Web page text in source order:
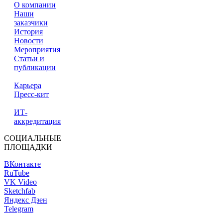
О компании
Наши
заказчики
История
Новости
Мероприятия
Статьи и
публикации
Карьера
Пресс-кит
ИТ-
аккредитация
СОЦИАЛЬНЫЕ
ПЛОЩАДКИ
ВКонтакте
RuTube
VK Video
Sketchfab
Яндекс Дзен
Telegram